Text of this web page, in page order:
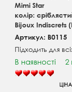
Mimi Star
колір:
Bijoux Indiscrets
Артикул: B0115
Підходить для
В наявності 2